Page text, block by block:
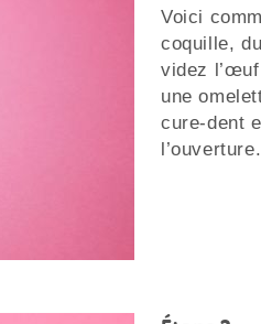
Voici
coquille,
videz
une
cure-dent